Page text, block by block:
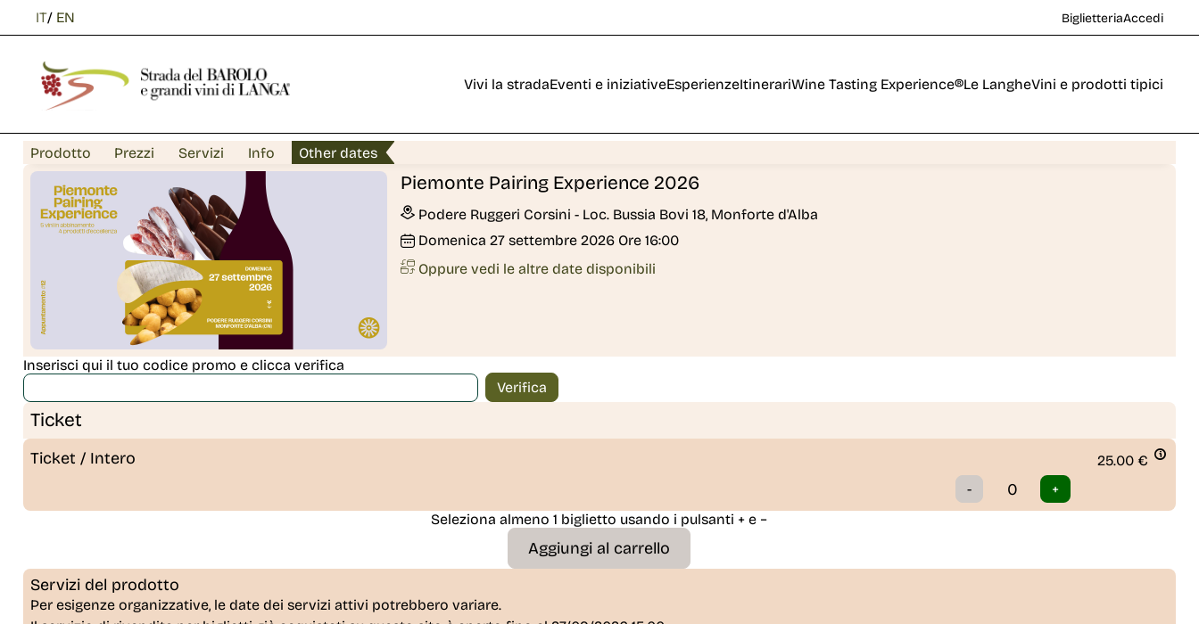
IT/ EN BiglietteriaAccedi
Vivi la stradaEventi e iniziativeEsperienzeItinerariWine Tasting Experience®Le LangheVini e prodotti tipici
Prodotto Prezzi Servizi Info Other dates
Piemonte Pairing Experience 2026
Podere Ruggeri Corsini - Loc. Bussia Bovi 18, Monforte d'Alba
Domenica 27 settembre 2026 Ore 16:00
Oppure vedi le altre date disponibili
Inserisci qui il tuo codice promo e clicca verifica
Ticket
Ticket / Intero 25.00 €
Seleziona almeno 1 biglietto usando i pulsanti + e −
Servizi del prodotto
Per esigenze organizzative, le date dei servizi attivi potrebbero variare.